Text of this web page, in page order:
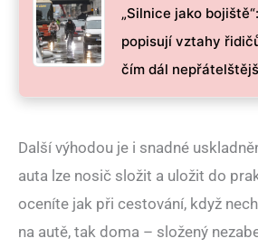
„Silnice jako
popisují vztahy
čím dál
Další výhodou je i snadné
auta lze nosič složit a uložit do
oceníte jak při cestování, když
na autě, tak doma – složený